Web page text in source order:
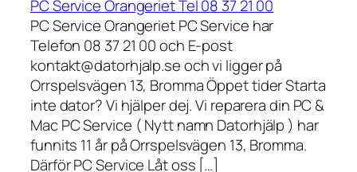
PC Service Orangeriet Tel 08 37 21 00
PC Service Orangeriet PC Service har
Telefon 08 37 21 00 och E-post
kontakt@datorhjalp.se och vi ligger på
Orrspelsvägen 13, Bromma Öppet tider Starta
inte dator? Vi hjälper dej. Vi reparera din PC &
Mac PC Service ( Nytt namn Datorhjälp ) har
funnits 11 år på Orrspelsvägen 13, Bromma.
Därför PC Service Låt oss […]